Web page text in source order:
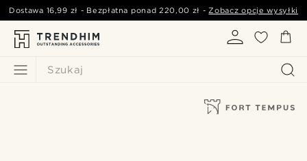
Szukaj
Dostawa 16,99 zł - Bezpłatna ponad220,00 zł -Zobacz opcje wysyłki